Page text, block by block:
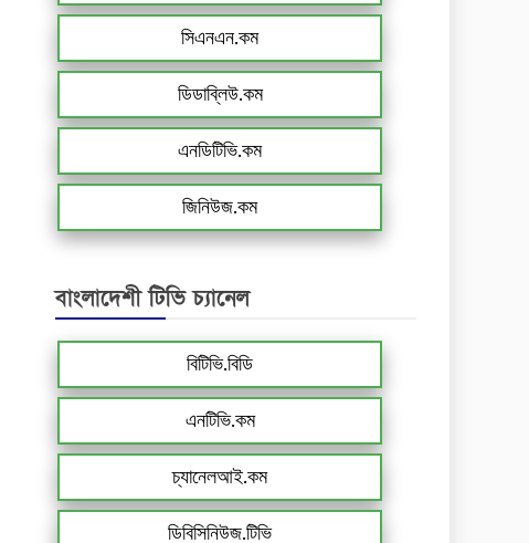
সিএনএন.কম
ডিডাব্লিউ.কম
এনডিটিভি.কম
জিনিউজ.কম
বাংলাদেশী টিভি চ্যানেল
বিটিভি.বিডি
এনটিভি.কম
চ্যানেলআই.কম
ডিবিসিনিউজ.টিভি